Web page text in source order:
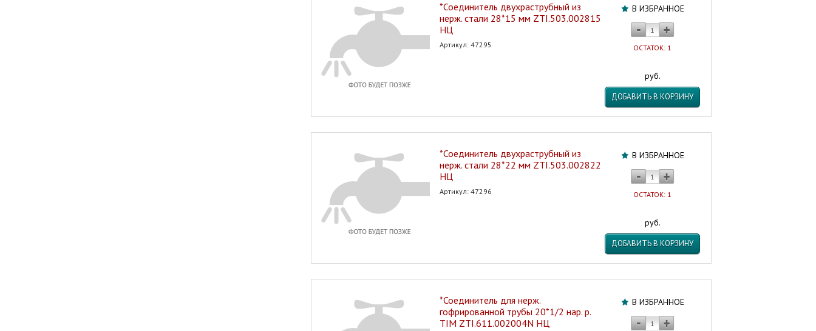
В ИЗБРАННОЕ
ОСТАТОК: 1
руб.
ДОБАВИТЬ В КОРЗИНУ
*Соединитель двухраструбный из
нерж. стали 28*15 мм ZTI.503.002815
НЦ
Артикул: 47295
В ИЗБРАННОЕ
ОСТАТОК: 1
руб.
ДОБАВИТЬ В КОРЗИНУ
*Соединитель двухраструбный из
нерж. стали 28*22 мм ZTI.503.002822
НЦ
Артикул: 47296
В ИЗБРАННОЕ
*Соединитель для нерж.
гофрированной трубы 20*1/2 нар. р.
TIM ZTI.611.002004N НЦ